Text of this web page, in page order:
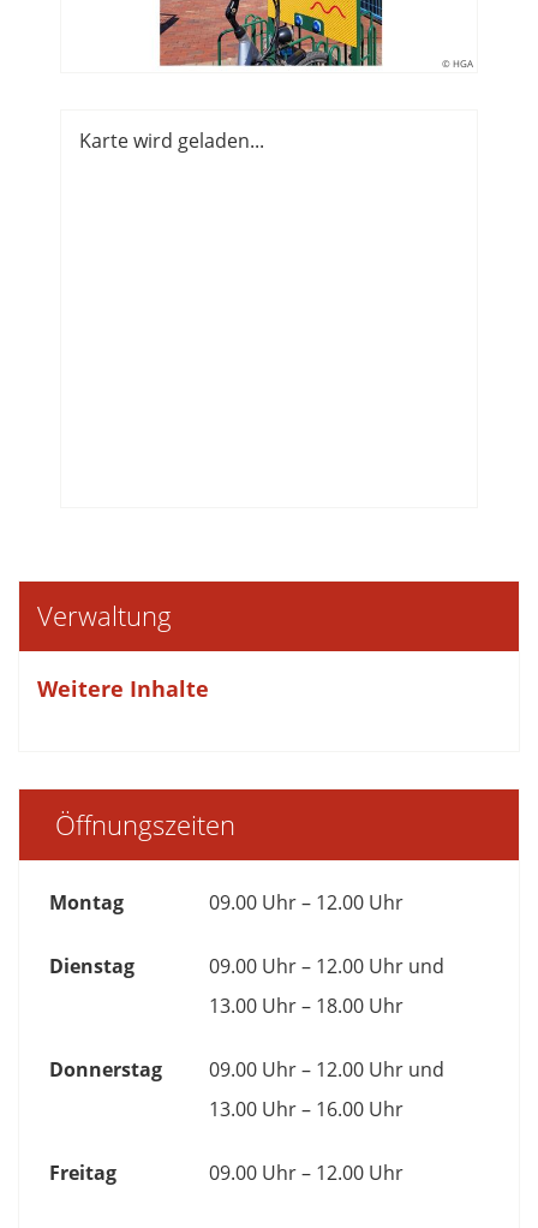
© HGA
Karte wird geladen...
Verwaltung
Weitere Inhalte
Öffnungszeiten
Montag 09.00 Uhr – 12.00 Uhr
Dienstag
09.00 Uhr – 12.00 Uhr und
13.00 Uhr – 18.00 Uhr
Donnerstag
09.00 Uhr – 12.00 Uhr und
13.00 Uhr – 16.00 Uhr
Freitag 09.00 Uhr – 12.00 Uhr